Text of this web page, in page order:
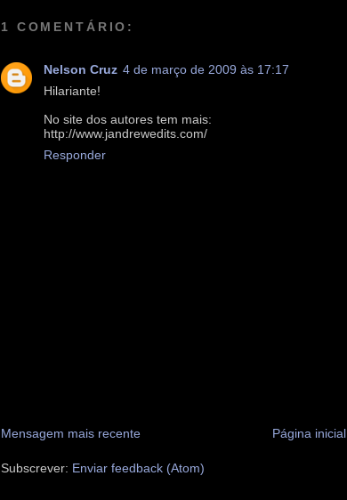
1 COMENTÁRIO:
Nelson Cruz 4 de março de 2009 às 17:17
Hilariante!
No site dos autores tem mais:
http://www.jandrewedits.com/
Responder
Mensagem mais recente Página inicial
Subscrever: Enviar feedback (Atom)